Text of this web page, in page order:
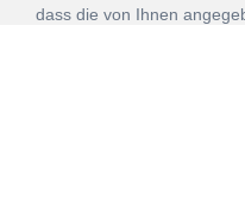
dass die von Ihnen